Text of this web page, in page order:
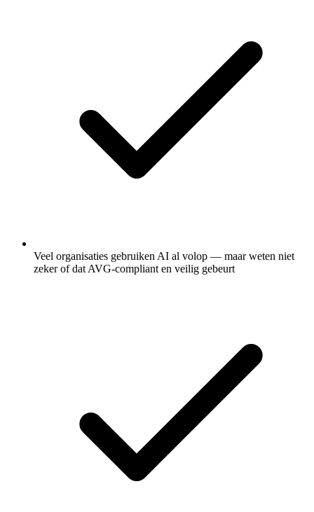
Veel organisaties gebruiken AI al volop — maar weten niet
zeker of dat AVG-compliant en veilig gebeurt